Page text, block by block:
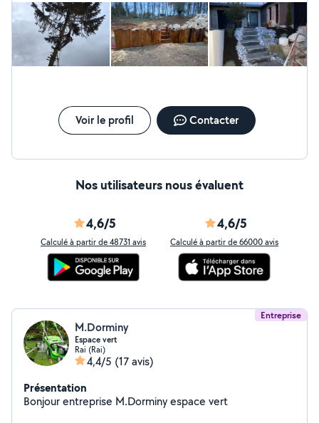
Voir le profil Contacter
Nos utilisateurs nous évaluent
4,6/5
Calculé à partir de 48731 avis
4,6/5
Calculé à partir de 66000 avis
Entreprise
M.Dorminy
Espace vert
Rai (Rai)
4,4/5 (17 avis)
Présentation
Bonjour entreprise M.Dorminy espace vert